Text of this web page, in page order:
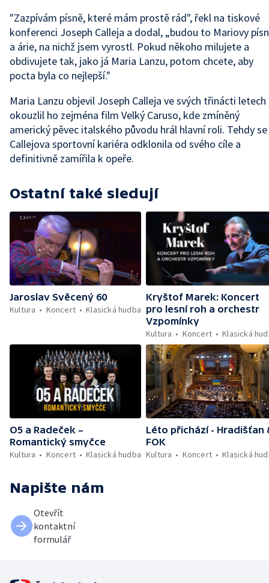
"Zazpívám písně, které mám prostě rád", řekl na tiskové
konferenci Joseph Calleja a dodal, „budou to Mariovy
a árie, na nichž jsem vyrostl. Pokud někoho milujete a
obdivujete tak, jako já Maria Lanzu, potom chcete, aby
pocta byla co nejlepší."
Maria Lanzu objevil Joseph Calleja ve svých třinácti letech
okouzlil ho zejména film Velký Caruso, kde zmíněný
americký pěvec italského původu hrál hlavní roli. Tehdy se
Callejova sportovní kariéra odklonila od svého cíle a
definitivně zamířila k opeře.
Ostatní také sledují
Jaroslav Svěcený 60
Kultura
Koncert Klasická hudba
Kryštof Marek: Koncert
pro lesní roh a orchestr
Vzpomínky
Kultura
Koncert Klasická
O5 a Radeček –
Romantický smyčce
Kultura
Koncert Klasická hudba
Léto přichází - Hradišťan
FOK
Kultura
Koncert Klasická
Napište nám
Otevřít
kontaktní
formulář